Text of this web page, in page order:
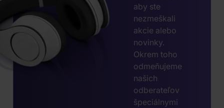
aby ste
nezmeškali
akcie alebo
novinky.
Okrem toho
odmeňujeme
našich
odberateľov
špeciálnymi